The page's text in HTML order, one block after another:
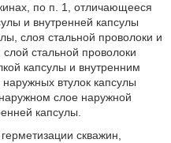
по п. 1, отличающееся
и внутренней капсулы
слоя стальной проволоки и
стальной проволоки
капсулы и внутренним
втулок капсулы
слое наружной
капсулы.
скважин,